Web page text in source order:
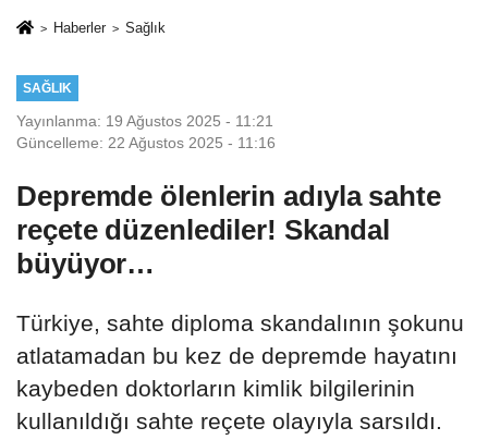
Haberler Sağlık
SAĞLIK
Yayınlanma: 19 Ağustos 2025 - 11:21
Güncelleme: 22 Ağustos 2025 - 11:16
Depremde ölenlerin adıyla sahte
reçete düzenlediler! Skandal
büyüyor…
Türkiye, sahte diploma skandalının şokunu
atlatamadan bu kez de depremde hayatını
kaybeden doktorların kimlik bilgilerinin
kullanıldığı sahte reçete olayıyla sarsıldı.